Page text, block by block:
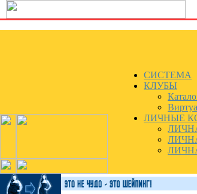
СИСТЕМА
КЛУБЫ
ЛИЧНЫЕ